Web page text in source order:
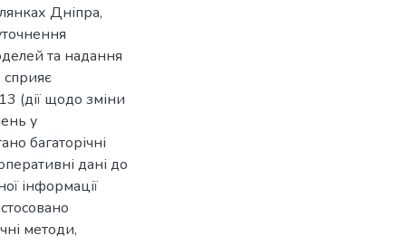
Дніпра,
та надання
(дії щодо зміни
у
багаторічні
дані до
інформації
методи,